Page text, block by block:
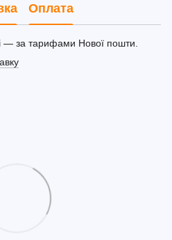
Оплата
— за тарифами Нової пошти.